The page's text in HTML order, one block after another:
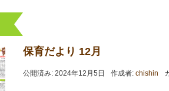
保育だより 12月
公開済み: 2024年12月5日 作成者: chishin